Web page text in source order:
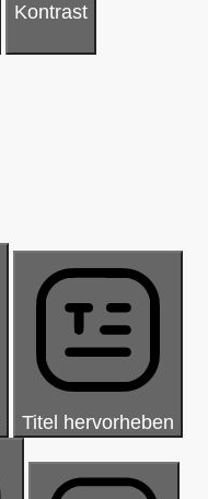
Kontrast
Titel hervorheben